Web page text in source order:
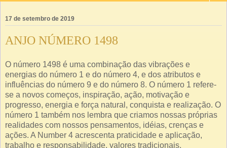
17 de setembro de 2019
ANJO NÚMERO 1498
O número 1498 é uma combinação das vibrações e
energias do número 1 e do número 4, e dos atributos e
influências do número 9 e do número 8. O número 1 refere-
se a novos começos, inspiração, ação, motivação e
progresso, energia e força natural, conquista e realização. O
número 1 também nos lembra que criamos nossas próprias
realidades com nossos pensamentos, idéias, crenças e
ações. A Number 4 acrescenta praticidade e aplicação,
trabalho e responsabilidade, valores tradicionais,